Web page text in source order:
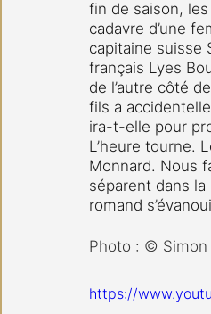
fin de saison,
cadavre d’une
capitaine suisse
français Lyes
de l’autre côté
fils a
ira-t-elle pour
L’heure tourne.
Monnard. Nous
séparent dans
romand
Photo : © Simon
https://